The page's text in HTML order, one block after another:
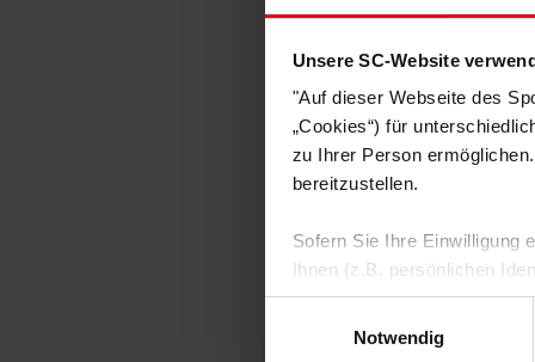
Unsere SC-Website
"Auf dieser Webseite des
„Cookies“) für
zu Ihrer Person
bereitzustellen.
Sofern Sie Ihre Einwilligung
Ihnen (z.B. persönlichen
zulassen“-Button stimmen
personenbezogenen Daten
Notwendig